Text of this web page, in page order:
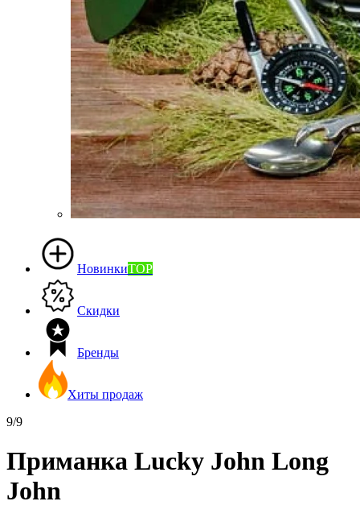
НовинкиTOP
Скидки
Бренды
Хиты продаж
9/9
Приманка Lucky John Long
John